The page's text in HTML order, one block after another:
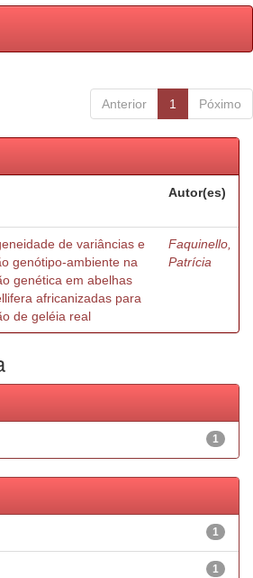
Anterior 1 Póximo
Autor(es)
de variâncias e
genótipo-ambiente na
genética em abelhas
africanizadas para
de geléia real
Faquinello,
Patrícia
1
1
1